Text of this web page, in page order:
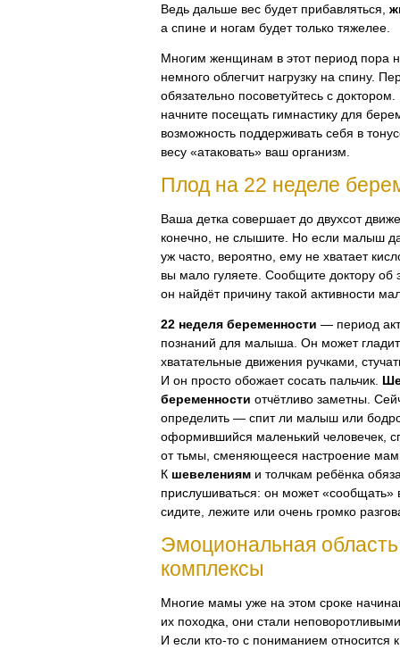
Ведь дальше вес будет прибавляться,
а спине и ногам будет только тяжелее.
Многим женщинам в этот период пора
немного облегчит нагрузку на спину.
обязательно посоветуйтесь с
начните посещать гимнастику для
возможность поддерживать себя в
весу «атаковать» ваш организм.
Плод на 22 неделе
Ваша детка совершает до двухсот
конечно, не слышите. Но если малыш
уж часто, вероятно, ему не хватает
вы мало гуляете. Сообщите доктору об
он найдёт причину такой активности
22 неделя беременности — период
познаний для малыша. Он может
хватательные движения ручками,
И он просто обожает сосать пальчик.
беременности отчётливо заметны.
определить — спит ли малыш или
оформившийся маленький человечек,
от тьмы, сменяющееся настроение
К шевелениям и толчкам ребёнка
прислушиваться: он может «сообщать»
сидите, лежите или очень громко
Эмоциональная
комплексы
Многие мамы уже на этом сроке
их походка, они стали
И если кто-то с пониманием относится